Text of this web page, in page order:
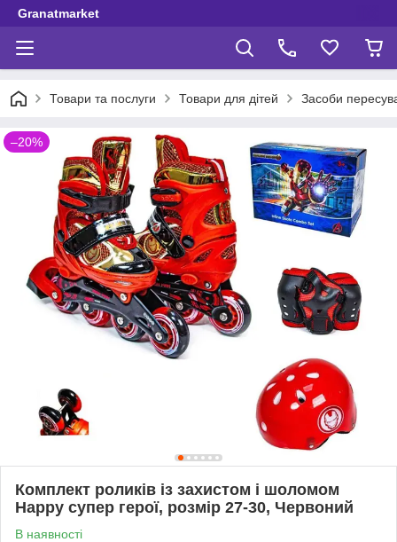
Granatmarket
Товари та послуги Товари для дітей Засоби
–20%
Комплект роликів із захистом і шоломом
Happy супер герої, розмір 27-30, Червоний
В наявності